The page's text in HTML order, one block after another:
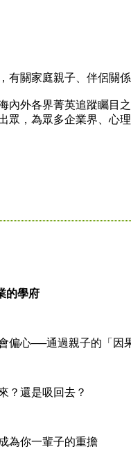
有關家庭親子、伴侶關
內外各界菁英追蹤矚目
眾，為眾多企業界、心
的學府
偏心──通過親子的「因
？還是吸回去？
為你一輩子的重擔